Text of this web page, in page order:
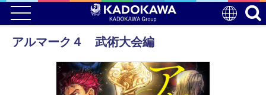
アルマーク４ 武術大会編